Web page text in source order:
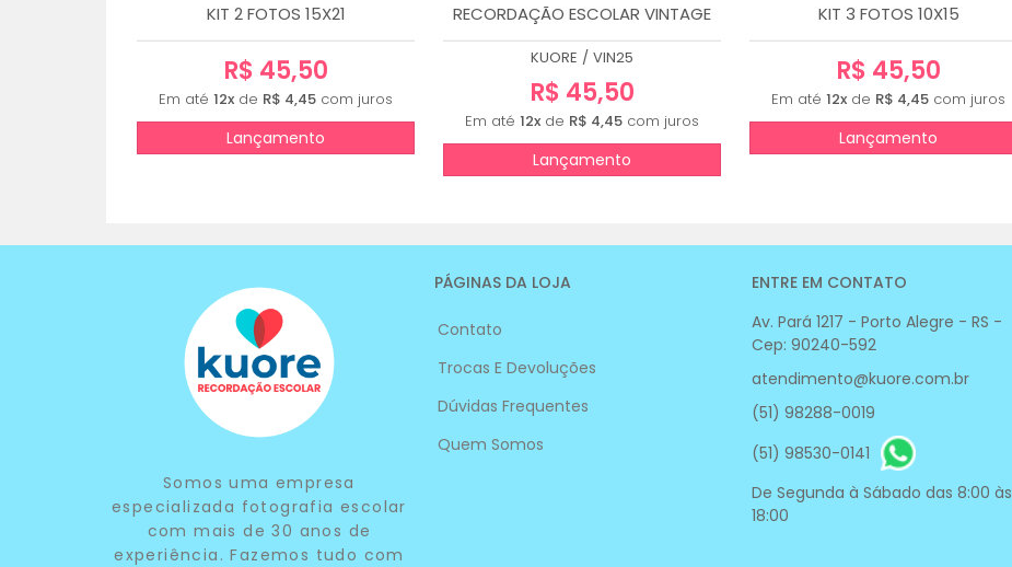
KIT 2 FOTOS 15X21
R$ 45,50
Em até 12x de R$ 4,45 com juros
Lançamento
RECORDAÇÃO ESCOLAR VINTAGE
KUORE / VIN25
R$ 45,50
Em até 12x de R$ 4,45 com juros
Lançamento
KIT 3 FOTOS 10X15
R$ 45,50
Em até 12x de R$ 4,45 com juros
Lançamento
Somos uma empresa
especializada fotografia escolar
com mais de 30 anos de
experiência. Fazemos tudo com
PÁGINAS DA LOJA
Contato
Trocas E Devoluções
Dúvidas Frequentes
Quem Somos
ENTRE EM CONTATO
Av. Pará 1217 - Porto Alegre - RS -
Cep: 90240-592
atendimento@kuore.com.br
(51) 98288-0019
(51) 98530-0141
De Segunda à Sábado das 8:00 às
18:00